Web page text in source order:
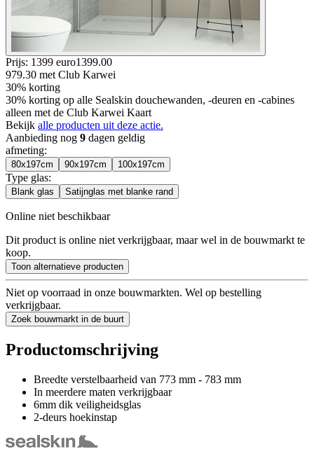
Prijs: 1399 euro1399.00
979.30 met Club Karwei
30% korting
30% korting op alle Sealskin douchewanden, -deuren en -cabines
alleen met de Club Karwei Kaart
Bekijk alle producten uit deze actie.
Aanbieding nog 9 dagen geldig
afmeting:
80x197cm 90x197cm 100x197cm
Type glas:
Blank glas Satijnglas met blanke rand
Online niet beschikbaar
Dit product is online niet verkrijgbaar, maar wel in de bouwmarkt te
koop.
Toon alternatieve producten
Niet op voorraad in onze bouwmarkten. Wel op bestelling
verkrijgbaar.
Zoek bouwmarkt in de buurt
Productomschrijving
Breedte verstelbaarheid van 773 mm - 783 mm
In meerdere maten verkrijgbaar
6mm dik veiligheidsglas
2-deurs hoekinstap